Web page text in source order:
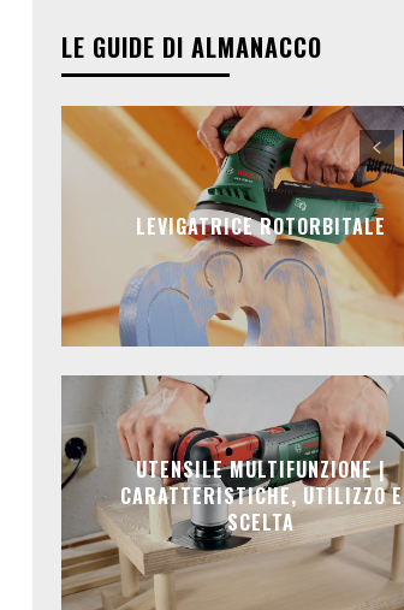
LE GUIDE DI ALMANACCO
LEVIGATRICE ROTORBITALE
UTENSILE MULTIFUNZIONE |
CARATTERISTICHE, UTILIZZO E
SCELTA